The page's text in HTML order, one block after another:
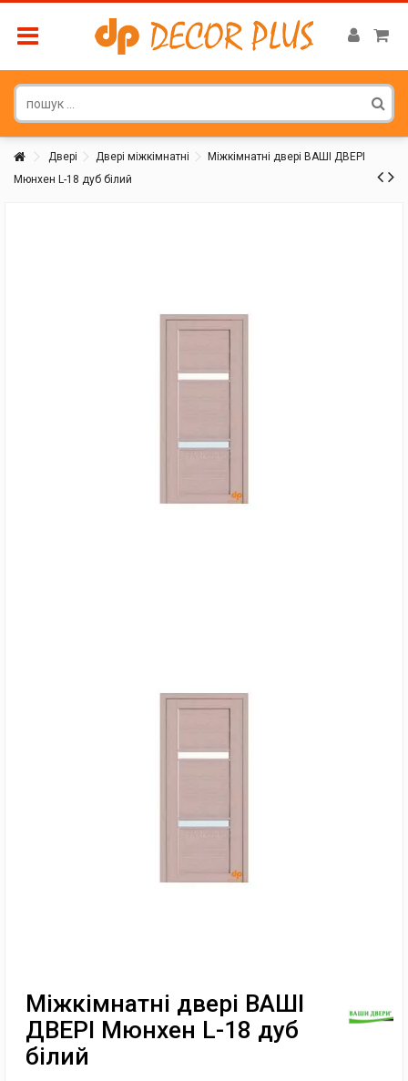
Двері Двері міжкімнатні
Міжкімнатні двері ВАШІ ДВЕРІ
Мюнхен L-18 дуб білий
Міжкімнатні двері ВАШІ
ДВЕРІ Мюнхен L-18 дуб
білий